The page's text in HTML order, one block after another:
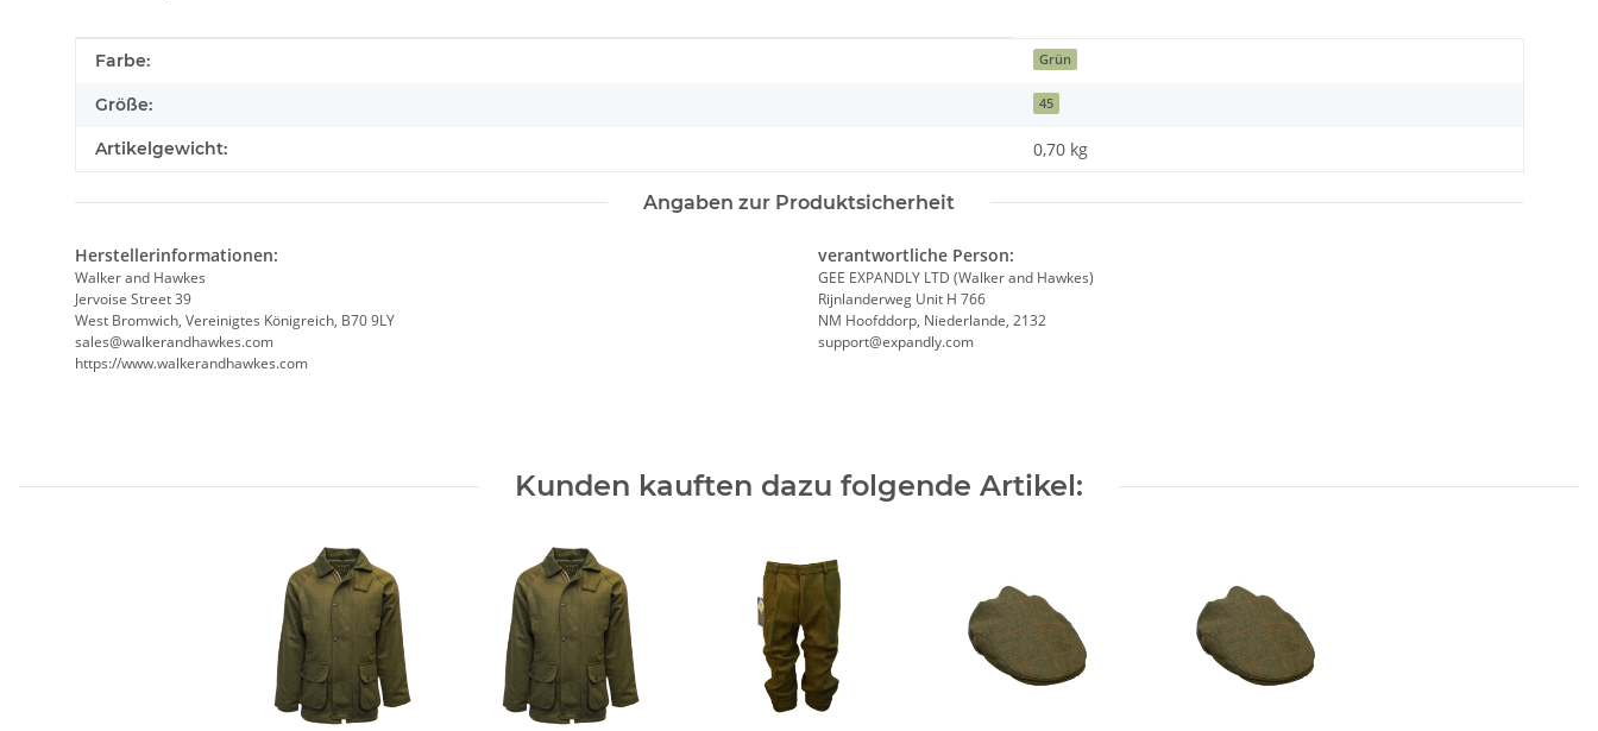
Produkteigenschaft
Wert
Farbe: Grün
Größe: 45
Artikelgewicht: 0,70 kg
Angaben zur Produktsicherheit
Herstellerinformationen:
Walker and Hawkes
Jervoise Street 39
West Bromwich, Vereinigtes Königreich, B70 9LY
sales@walkerandhawkes.com
https://www.walkerandhawkes.com
verantwortliche Person:
GEE EXPANDLY LTD (Walker and Hawkes)
Rijnlanderweg Unit H 766
NM Hoofddorp, Niederlande, 2132
support@expandly.com
Kunden kauften dazu folgende Artikel: